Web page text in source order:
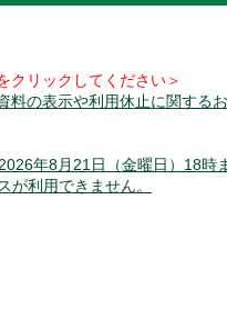
リックしてください＞
料の表示や利用休止に関する
年8月21日（金曜日）18時
が利用できません。